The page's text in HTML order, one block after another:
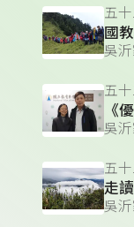
五
吳
五
《
吳
五
走
吳